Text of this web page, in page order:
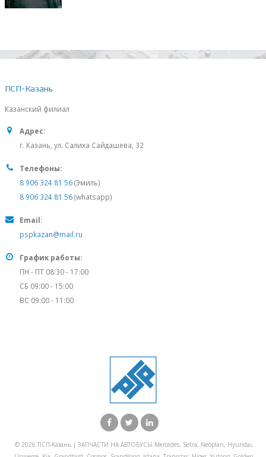
ПСП-Казань
Казанский филиал
Адрес:
г. Казань, ул. Салиха Сайдашева, 32
Телефоны:
8 906 324 81 56(Эмиль)
8 906 324 81 56(whatsapp)
Email:
pspkazan@mail.ru
График работы:
ПН - ПТ 08:30 - 17:00
СБ 09:00 - 15:00
ВС 09:00 - 11:00
© 2026 ПСП-Казань | ЗАПЧАСТИ НА АВТОБУСЫ Mercedes, Setra, Neoplan, Hyundai,